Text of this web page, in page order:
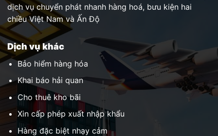
dịch vụ chuyển phát nhanh hàng hoá, bưu kiện hai
chiều Việt Nam và Ấn Độ
Dịch vụ khác
Bảo hiểm hàng hóa
Khai báo hải quan
Cho thuê kho bãi
Xin cấp phép xuất nhập khẩu
Hàng đặc biệt nhạy cảm